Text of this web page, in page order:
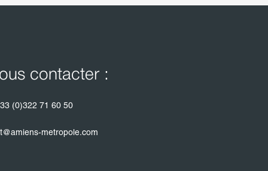
contacter :
(0)322 71 60 50
metropole.com